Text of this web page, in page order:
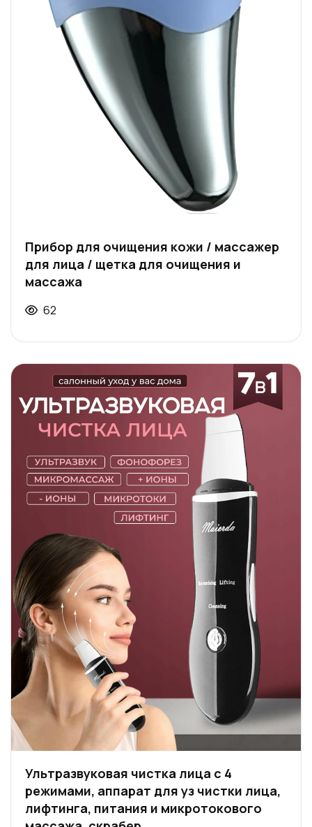
Прибор для очищения кожи / массажер
для лица / щетка для очищения и
массажа
62
Ультразвуковая чистка лица с 4
режимами, аппарат для уз чистки лица,
лифтинга, питания и микротокового